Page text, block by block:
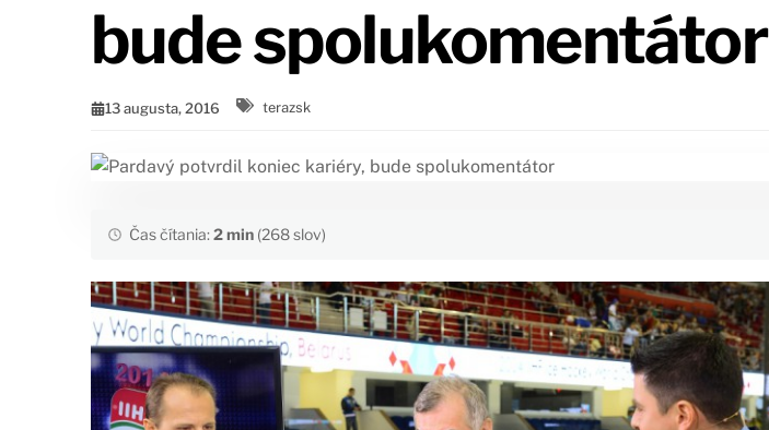
bude spolukomentátor
13 augusta, 2016 terazsk
Čas čítania:2 min(268 slov)